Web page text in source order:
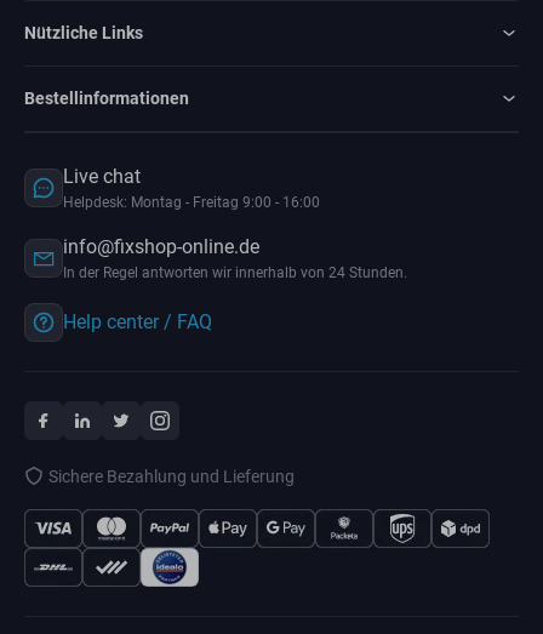
Nützliche Links
Bestellinformationen
Live chat
Helpdesk: Montag - Freitag 9:00 - 16:00
info@fixshop-online.de
In der Regel antworten wir innerhalb von 24 Stunden.
Help center / FAQ
Sichere Bezahlung und Lieferung